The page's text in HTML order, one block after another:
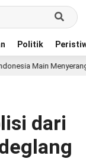
Politik
saat Hadapi
dari